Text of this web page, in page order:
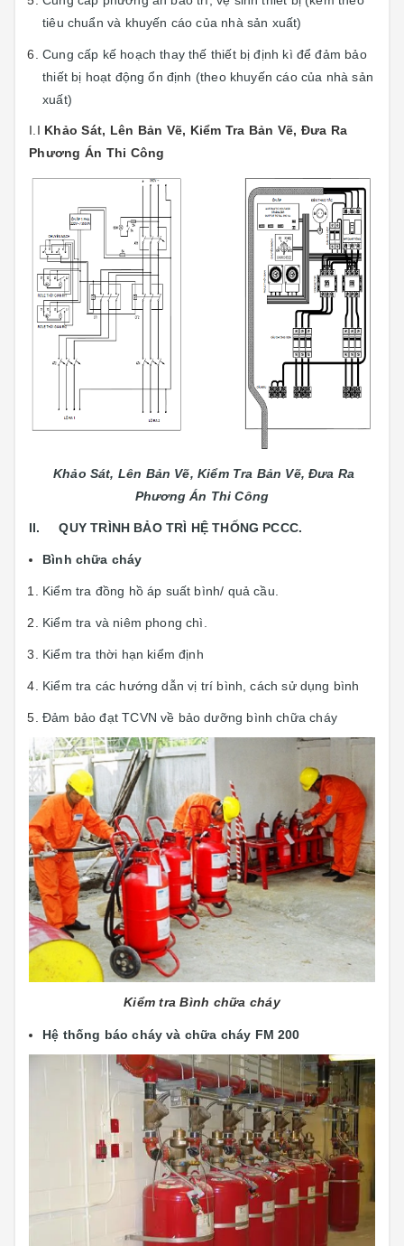
tiêu chuẩn và khuyến cáo của nhà sản xuất)
Cung cấp kế hoạch thay thế thiết bị định kì để đảm bảo
thiết bị hoạt động ổn định (theo khuyến cáo của nhà sản
xuất)
I.I Khảo Sát, Lên Bản Vẽ, Kiểm Tra Bản Vẽ, Đưa Ra
Phương Án Thi Công
Khảo Sát, Lên Bản Vẽ, Kiểm Tra Bản Vẽ, Đưa Ra
Phương Án Thi Công
II. QUY TRÌNH BẢO TRÌ HỆ THỐNG PCCC.
Bình chữa cháy
Kiểm tra đồng hồ áp suất bình/ quả cầu.
Kiểm tra và niêm phong chì.
Kiểm tra thời hạn kiểm định
Kiểm tra các hướng dẫn vị trí bình, cách sử dụng bình
Đảm bảo đạt TCVN về bảo dưỡng bình chữa cháy
Kiểm tra Bình chữa cháy
Hệ thống báo cháy và chữa cháy FM 200